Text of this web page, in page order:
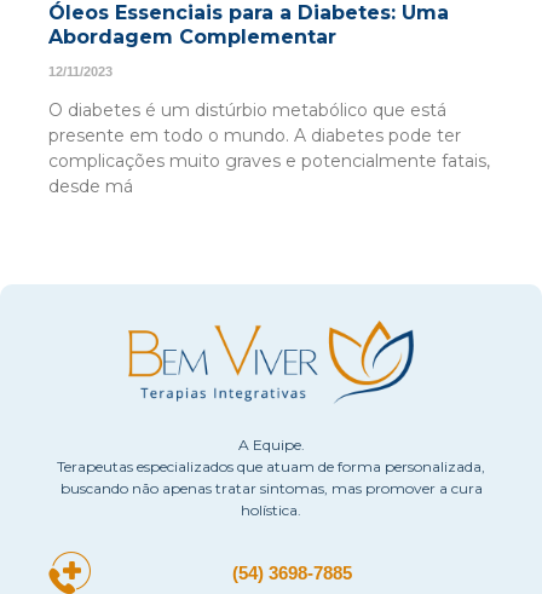
Óleos Essenciais para a Diabetes: Uma
Abordagem Complementar
12/11/2023
O diabetes é um distúrbio metabólico que está
presente em todo o mundo. A diabetes pode ter
complicações muito graves e potencialmente fatais,
desde má
A Equipe.
Terapeutas especializados que atuam de forma personalizada,
buscando não apenas tratar sintomas, mas promover a cura
holística.
(54) 3698-7885